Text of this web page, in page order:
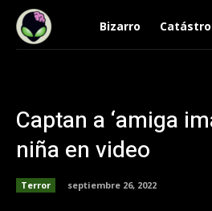
Bizarro
Captan a ‘amiga
niña en video
Terror septiembre 26, 2022